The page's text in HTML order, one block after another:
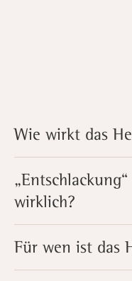
Wie wirkt das
wirklich?
Für wen ist das